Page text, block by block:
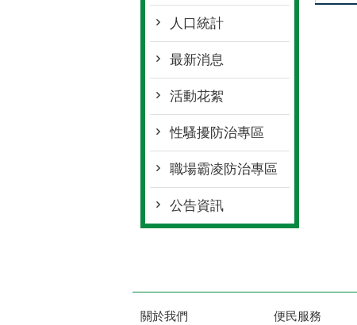
人口統計
最新消息
活動花絮
性騷擾防治專區
職場霸凌防治專區
公告資訊
關於我們 便民服務